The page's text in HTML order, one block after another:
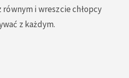
i wreszcie chłopcy
z każdym.